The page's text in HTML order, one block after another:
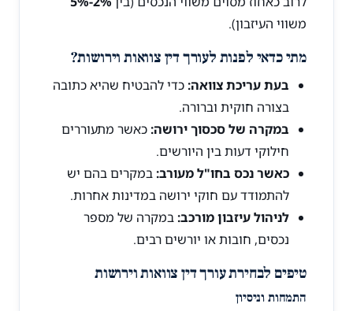
משווי העיזבון).
מתי כדאי לפנות לעורך דין צוואות וירושות?
בעת עריכת צוואה:כדי להבטיח שהיא כתובה
בצורה חוקית וברורה.
במקרה של סכסוך ירושה:כאשר מתעוררים
חילוקי דעות בין היורשים.
כאשר נכס בחו"ל מעורב:במקרים בהם יש
להתמודד עם חוקי ירושה במדינות אחרות.
לניהול עיזבון מורכב:במקרה של מספר
נכסים, חובות או יורשים רבים.
טיפים לבחירת עורך דין צוואות וירושות
התמחות וניסיון